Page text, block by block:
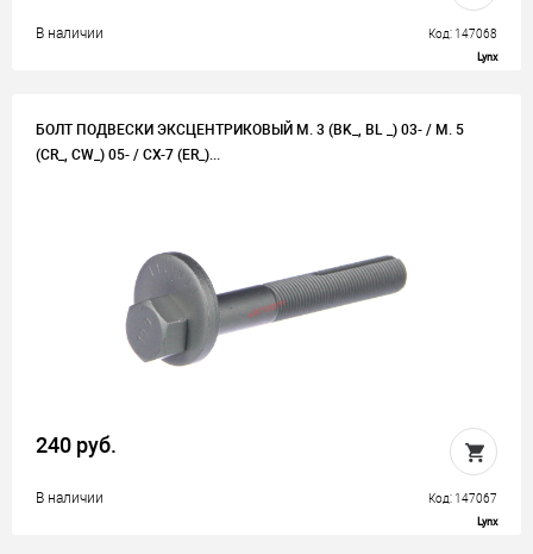
В наличии Код: 147068
Lynx
БОЛТ ПОДВЕСКИ ЭКСЦЕНТРИКОВЫЙ M. 3 (BK_, BL _) 03- / M. 5
(CR_, CW_) 05- / CX-7 (ER_)...
240 руб.
В наличии Код: 147067
Lynx